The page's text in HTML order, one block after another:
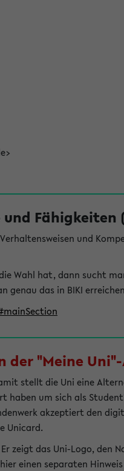
Fähigkeiten
und
Wahl hat, dann sucht
genau das in BIKI
"Meine Uni"-
stellt die Uni eine
um sich als
akzeptiert den
Unicard.
zeigt das Uni-Logo, den
einen separaten